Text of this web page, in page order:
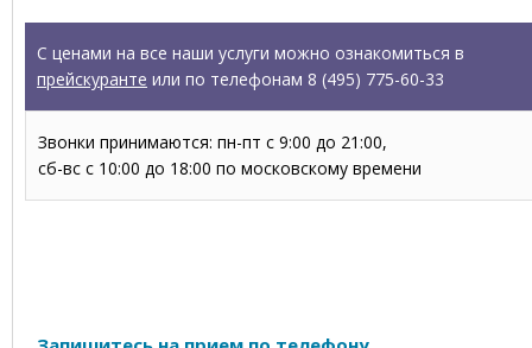
С ценами на все наши услуги можно ознакомиться в
прейскуранте или по телефонам 8 (495) 775-60-33
Звонки принимаются: пн-пт с 9:00 до 21:00,
сб-вс с 10:00 до 18:00 по московскому времени